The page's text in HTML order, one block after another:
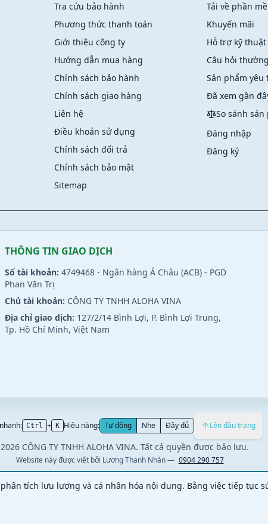
Tra cứu bảo hành
Phương thức thanh toán
Giới thiệu công ty
Hướng dẫn mua hàng
Chính sách bảo hành
Chính sách giao hàng
Liên hệ
Điều khoản sử dụng
Chính sách đổi trả
Chính sách bảo mật
Sitemap
Tải về phần
Khuyến mãi
Hỗ trợ kỹ thuật
Câu hỏi
Sản phẩm yêu
Đã xem gần
So sánh sản
Đăng nhập
Đăng ký
THÔNG TIN GIAO DỊCH
Số tài khoản: 4749468 - Ngân hàng Á Châu (ACB) - PGD
Phan Văn Trị
Chủ tài khoản: CÔNG TY TNHH ALOHA VINA
Địa chỉ giao dịch: 127/2/14 Bình Lợi, P. Bình Lợi Trung,
Tp. Hồ Chí Minh, Việt Nam
Ctrl + K Hiệu năng: Tự động Nhẹ Đầy đủ Lên đầu trang
CÔNG TY TNHH ALOHA VINA. Tất cả quyền được bảo lưu.
Website này được viết bởi Lương Thanh Nhàn— 0904 290 757
tích lưu lượng và cá nhân hóa nội dung. Bằng việc tiếp tục